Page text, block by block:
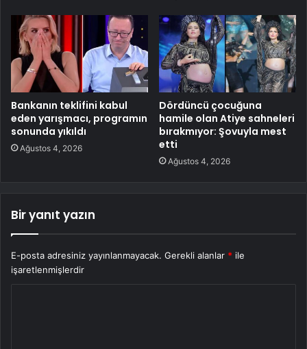
Bankanın teklifini kabul
eden yarışmacı, programın
sonunda yıkıldı
Ağustos 4, 2026
Dördüncü çocuğuna
hamile olan Atiye sahneleri
bırakmıyor: Şovuyla mest
etti
Ağustos 4, 2026
Bir yanıt yazın
E-posta adresiniz yayınlanmayacak. Gerekli alanlar * ile
işaretlenmişlerdir